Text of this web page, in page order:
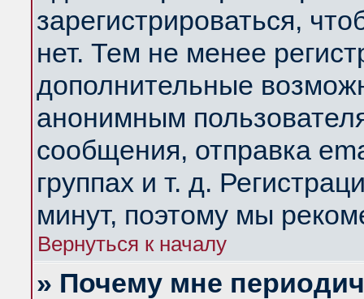
зарегистрироваться,
нет. Тем не менее
дополнительные
анонимным
сообщения, отправка
группах и т. д.
минут, поэтому мы
Вернуться к началу
» Почему мне